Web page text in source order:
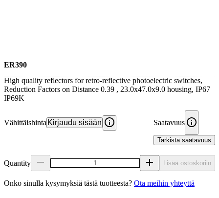
ER390
High quality reflectors for retro-reflective photoelectric switches,
Reduction Factors on Distance 0.39 , 23.0x47.0x9.0 housing, IP67
IP69K
Vähittäishinta Kirjaudu sisään Saatavuus
Tarkista saatavuus
Quantity Lisää ostoskoriin
Onko sinulla kysymyksiä tästä tuotteesta? Ota meihin yhteyttä